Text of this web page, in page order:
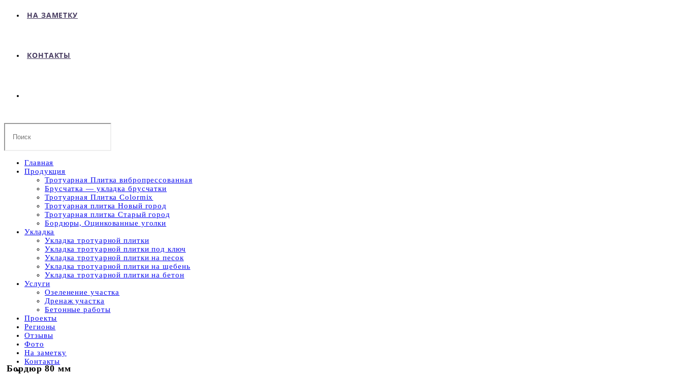
НА ЗАМЕТКУ
КОНТАКТЫ
Поиск
Главная
Продукция
Тротуарная Плитка вибропрессованная
Брусчатка — укладка брусчатки
Тротуарная Плитка Colormix
Тротуарная плитка Новый город
Тротуарная плитка Старый город
Бордюры, Оцинкованные уголки
Укладка
Укладка тротуарной плитки
Укладка тротуарной плитки под ключ
Укладка тротуарной плитки на песок
Укладка тротуарной плитки на щебень
Укладка тротуарной плитки на бетон
Услуги
Озеленение участка
Дренаж участка
Бетонные работы
Проекты
Регионы
Отзывы
Фото
На заметку
Контакты
Бордюр 80 мм